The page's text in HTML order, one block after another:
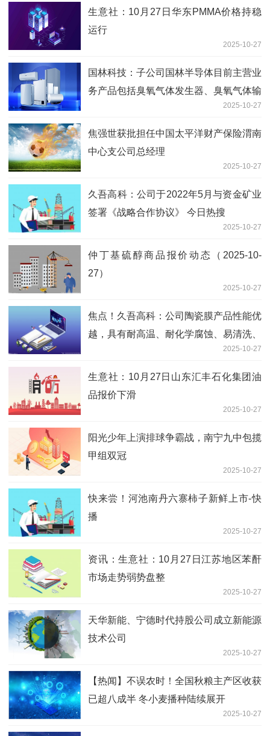
生意社：10月27日华东PMMA价格持稳
运行
2025-10-27
国林科技：子公司国林半导体目前主营业
务产品包括臭氧气体发生器、臭氧气体输
2025-10-27
焦强世获批担任中国太平洋财产保险渭南
中心支公司总经理
2025-10-27
久吾高科：公司于2022年5月与资金矿业
签署《战略合作协议》 今日热搜
2025-10-27
仲丁基硫醇商品报价动态（2025-10-
27）
2025-10-27
焦点！久吾高科：公司陶瓷膜产品性能优
越，具有耐高温、耐化学腐蚀、易清洗、
2025-10-27
生意社：10月27日山东汇丰石化集团油
品报价下滑
2025-10-27
阳光少年上演排球争霸战，南宁九中包揽
甲组双冠
2025-10-27
快来尝！河池南丹六寨柿子新鲜上市-快
播
2025-10-27
资讯：生意社：10月27日江苏地区苯酐
市场走势弱势盘整
2025-10-27
天华新能、宁德时代持股公司成立新能源
技术公司
2025-10-27
【热闻】不误农时！全国秋粮主产区收获
已超八成半 冬小麦播种陆续展开
2025-10-27